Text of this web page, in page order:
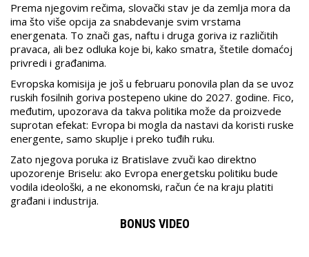
Prema njegovim rečima, slovački stav je da zemlja mora da
ima što više opcija za snabdevanje svim vrstama
energenata. To znači gas, naftu i druga goriva iz različitih
pravaca, ali bez odluka koje bi, kako smatra, štetile domaćoj
privredi i građanima.
Evropska komisija je još u februaru ponovila plan da se uvoz
ruskih fosilnih goriva postepeno ukine do 2027. godine. Fico,
međutim, upozorava da takva politika može da proizvede
suprotan efekat: Evropa bi mogla da nastavi da koristi ruske
energente, samo skuplje i preko tuđih ruku.
Zato njegova poruka iz Bratislave zvuči kao direktno
upozorenje Briselu: ako Evropa energetsku politiku bude
vodila ideološki, a ne ekonomski, račun će na kraju platiti
građani i industrija.
BONUS VIDEO